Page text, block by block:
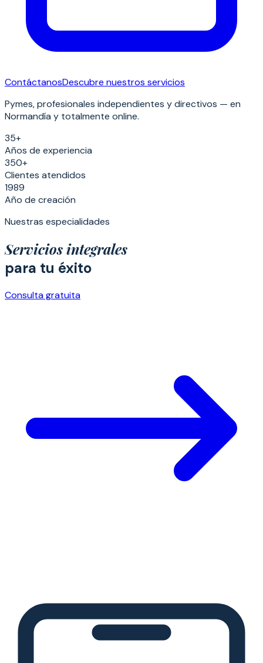
ContáctanosDescubre nuestros servicios
Pymes, profesionales independientes y directivos — en
Normandía y totalmente online.
35+
Años de experiencia
350+
Clientes atendidos
1989
Año de creación
Nuestras especialidades
Servicios integrales
para tu éxito
Consulta gratuita